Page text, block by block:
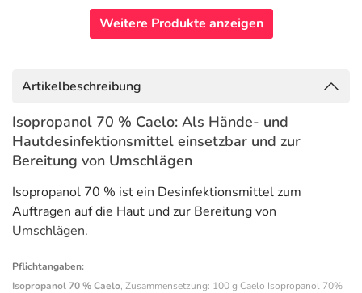
Weitere Produkte anzeigen
Artikelbeschreibung
Isopropanol 70 % Caelo: Als Hände- und
Hautdesinfektionsmittel einsetzbar und zur
Bereitung von Umschlägen
Isopropanol 70 % ist ein Desinfektionsmittel zum
Auftragen auf die Haut und zur Bereitung von
Umschlägen.
Pflichtangaben:
Isopropanol 70 % Caelo, Zusammensetzung: 100 g Caelo Isopropanol 70%